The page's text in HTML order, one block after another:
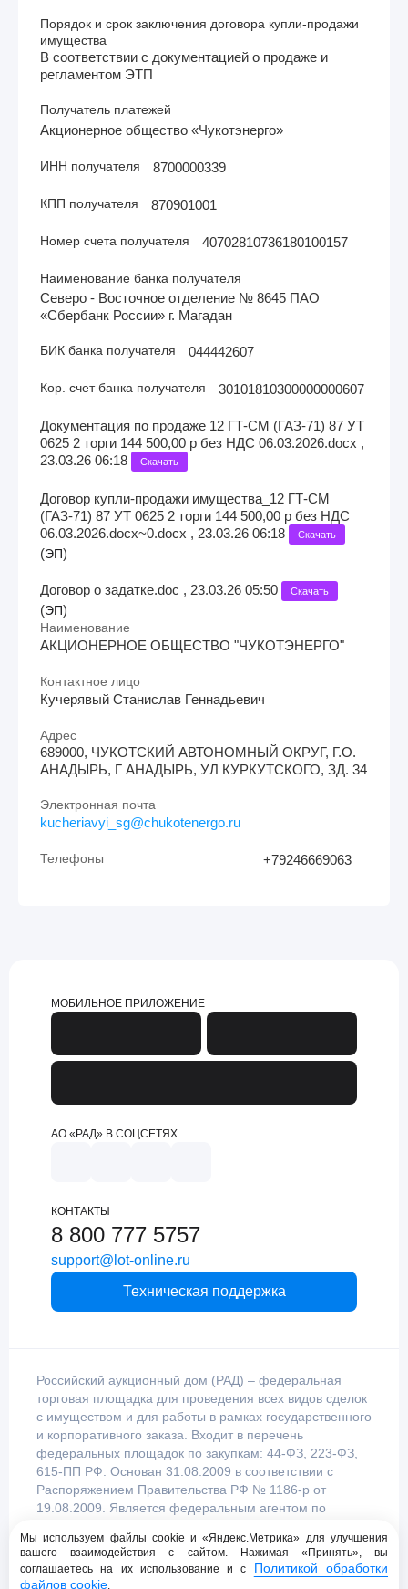
Порядок и срок заключения договора купли-продажи
имущества
В соответствии с документацией о продаже и
регламентом ЭТП
Получатель платежей
Акционерное общество «Чукотэнерго»
ИНН получателя 8700000339
КПП получателя 870901001
Номер счета получателя 40702810736180100157
Наименование банка получателя
Северо - Восточное отделение № 8645 ПАО
«Сбербанк России» г. Магадан
БИК банка получателя 044442607
Кор. счет банка получателя 30101810300000000607
Документация по продаже 12 ГТ-СМ (ГАЗ-71) 87 УТ
0625 2 торги 144 500,00 р без НДС 06.03.2026.docx ,
23.03.26 06:18
Скачать
Договор купли-продажи имущества_12 ГТ-СМ
(ГАЗ-71) 87 УТ 0625 2 торги 144 500,00 р без НДС
06.03.2026.docx~0.docx , 23.03.26 06:18
Скачать
(ЭП)
Договор о задатке.doc , 23.03.26 05:50 Скачать
(ЭП)
Наименование
АКЦИОНЕРНОЕ ОБЩЕСТВО "ЧУКОТЭНЕРГО"
Контактное лицо
Кучерявый Станислав Геннадьевич
Адрес
689000, ЧУКОТСКИЙ АВТОНОМНЫЙ ОКРУГ, Г.О.
АНАДЫРЬ, Г АНАДЫРЬ, УЛ КУРКУТСКОГО, ЗД. 34
Электронная почта
kucheriavyi_sg@chukotenergo.ru
Телефоны +79246669063
МОБИЛЬНОЕ ПРИЛОЖЕНИЕ
АО «РАД» В СОЦСЕТЯХ
КОНТАКТЫ
8 800 777 5757
support@lot-online.ru
Техническая поддержка
Российский аукционный дом (РАД) – федеральная
торговая площадка для проведения всех видов сделок
с имуществом и для работы в рамках государственного
и корпоративного заказа. Входит в перечень
федеральных площадок по закупкам: 44-ФЗ, 223-ФЗ,
615-ПП РФ. Основан 31.08.2009 в соответствии с
Распоряжением Правительства РФ № 1186-р от
19.08.2009. Является федеральным агентом по
Правительством Российской Федерации.
Мы используем файлы cookie и «Яндекс.Метрика» для улучшения
вашего взаимодействия с сайтом. Нажимая «Принять», вы
соглашаетесь на их использование и с Политикой обработки
файлов cookie.